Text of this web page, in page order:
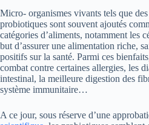
Micro- organismes vivants tels que
probiotiques sont souvent ajoutés
catégories d’aliments, notamment les
but d’assurer une alimentation riche,
positifs sur la santé. Parmi ces
combat contre certaines allergies, les
intestinal, la meilleure digestion des
système immunitaire…
A ce jour, sous réserve d’une